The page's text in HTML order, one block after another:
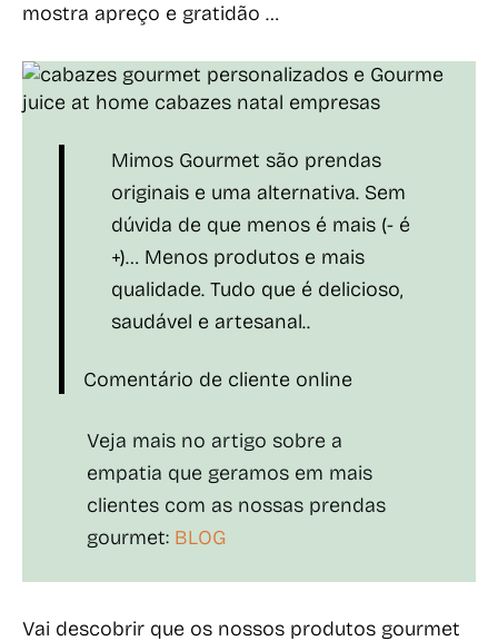
mostra apreço e gratidão …
Mimos Gourmet são prendas
originais e uma alternativa. Sem
dúvida de que menos é mais (- é
+)… Menos produtos e mais
qualidade. Tudo que é delicioso,
saudável e artesanal..
Comentário de cliente online
Veja mais no artigo sobre a
empatia que geramos em mais
clientes com as nossas prendas
gourmet: BLOG
Vai descobrir que os nossos produtos gourmet